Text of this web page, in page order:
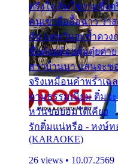
ตรึงใจ ติ๋มใช่งามซึ้ง
คนเขาลืออื้อฉาว ว่า
กัน แต่หวั่นจะช้ำดว
ชื่อต๋อยต้อยตุ้มตุ๋ยต่าย
สาวบ้านนา แสนจะ
จริงเหมือนคำพร่ำเ
ตามธรรมเนียม ติ๋มจ
หวั่นขอยอมได้เคียง
รักติ๋มแน่หรือ - หงษ์ท
(KARAOKE)
26 views • 10.07.2569